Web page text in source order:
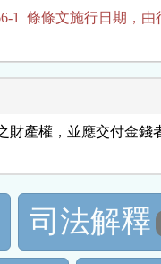
1  條條文施行日期，由
財產權，並應交付金錢
司法解釋